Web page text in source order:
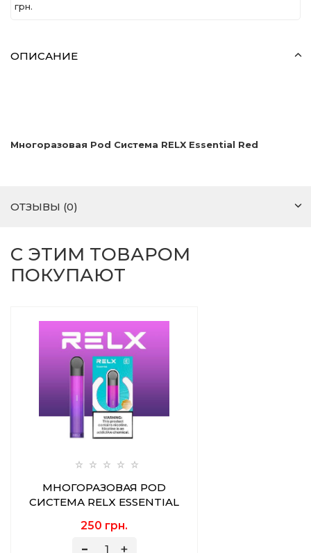
грн.
ОПИСАНИЕ
Многоразовая Pod Система RELX Essential Red
ОТЗЫВЫ (0)
С ЭТИМ ТОВАРОМ
ПОКУПАЮТ
МНОГОРАЗОВАЯ POD
СИСТЕМА RELX ESSENTIAL
250 грн.